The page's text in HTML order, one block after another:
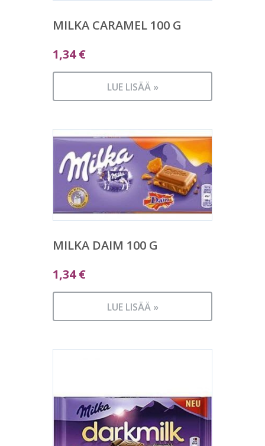
MILKA CARAMEL 100 G
1,34€
LUE LISÄÄ »
MILKA DAIM 100 G
1,34€
LUE LISÄÄ »